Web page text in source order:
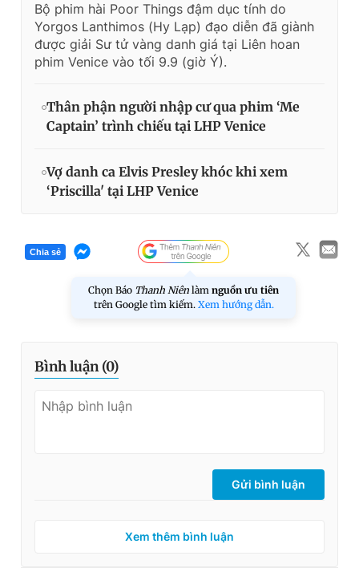
Bộ phim hài Poor Things đậm dục tính do
Yorgos Lanthimos (Hy Lạp) đạo diễn đã giành
được giải Sư tử vàng danh giá tại Liên hoan
phim Venice vào tối 9.9 (giờ Ý).
Thân phận người nhập cư qua phim ‘Me
Captain’ trình chiếu tại LHP Venice
Vợ danh ca Elvis Presley khóc khi xem
‘Priscilla' tại LHP Venice
Chia sẻ
Chọn Báo Thanh Niên làm nguồn ưu tiên
trên Google tìm kiếm. Xem hướng dẫn.
Bình luận (0)
Gửi bình luận
Xem thêm bình luận